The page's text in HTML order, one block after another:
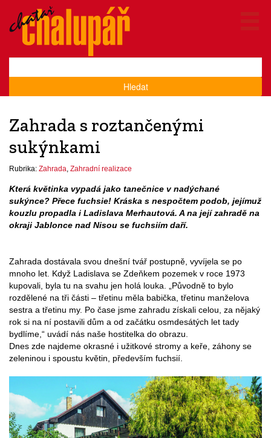
Hledat
Zahrada s roztančenými
sukýnkami
Rubrika: Zahrada Zahradní realizace
Která květinka vypadá jako tanečnice v nadýchané
sukýnce? Přece fuchsie! Kráska s nespočtem podob, jejímuž
kouzlu propadla i Ladislava Merhautová. A na její zahradě na
okraji Jablonce nad Nisou se fuchsiím daří.
Zahrada dostávala svou dnešní tvář postupně, vyvíjela se po
mnoho let. Když Ladislava se Zdeňkem pozemek v roce 1973
kupovali, byla tu na svahu jen holá louka. „Původně to bylo
rozdělené na tři části – třetinu měla babička, třetinu manželova
sestra a třetinu my. Po čase jsme zahradu získali celou, za nějaký
rok si na ní postavili dům a od začátku osmdesátých let tady
bydlíme,“ uvádí nás naše hostitelka do obrazu.
Dnes zde najdeme okrasné i užitkové stromy a keře, záhony se
zeleninou i spoustu květin, především fuchsií.